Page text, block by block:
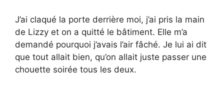
J’ai claqué la porte derrière moi, j’ai pris la main
de Lizzy et on a quitté le bâtiment. Elle m’a
demandé pourquoi j’avais l’air fâché. Je lui ai dit
que tout allait bien, qu’on allait juste passer une
chouette soirée tous les deux.